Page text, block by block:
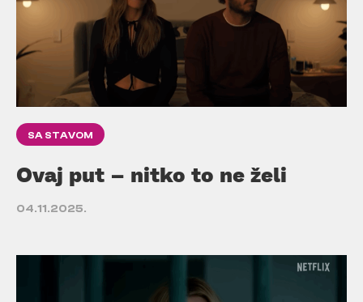
SA STAVOM
Ovaj put – nitko to ne želi
04.11.2025.